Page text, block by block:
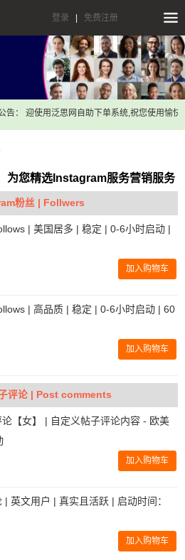
登录 免费注册
： 迎使用泛思网自助下单系统,祝您使用愉快！
为您精选Instagram服务营销服务
粉丝 | Follwers
| 美国居多 | 稳定 | 0-6小时启动 |
加入购物车
| 高品质 | 稳定 | 0-6小时启动 | 60
加入购物车
评论 | Post comments
【女】 | 自定义帖子评论内容 - 欧美
加入购物车
英文用户 | 真实且活跃 | 启动时间：
加入购物车